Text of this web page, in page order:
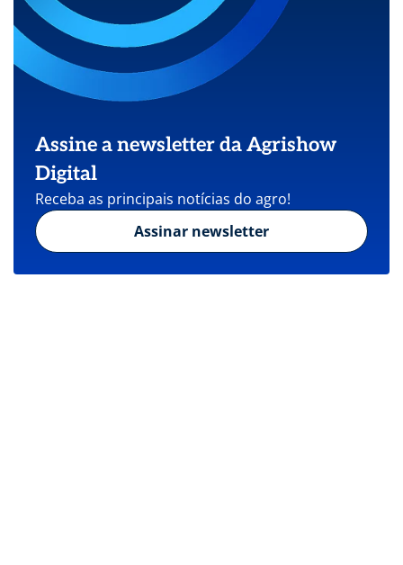
Assine a newsletter da Agrishow
Digital
Receba as principais notícias do agro!
Assinar newsletter